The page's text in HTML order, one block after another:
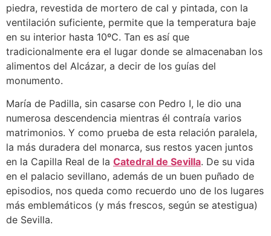
piedra, revestida de mortero de cal y pintada, con la
ventilación suficiente, permite que la temperatura baje
en su interior hasta 10ºC. Tan es así que
tradicionalmente era el lugar donde se almacenaban los
alimentos del Alcázar, a decir de los guías del
monumento.
María de Padilla, sin casarse con Pedro I, le dio una
numerosa descendencia mientras él contraía varios
matrimonios. Y como prueba de esta relación paralela,
la más duradera del monarca, sus restos yacen juntos
en la Capilla Real de la Catedral de Sevilla. De su vida
en el palacio sevillano, además de un buen puñado de
episodios, nos queda como recuerdo uno de los lugares
más emblemáticos (y más frescos, según se atestigua)
de Sevilla.